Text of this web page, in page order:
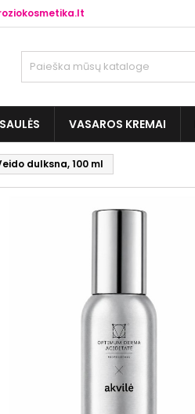
VASAROS KREMAI
dulksna, 100 ml